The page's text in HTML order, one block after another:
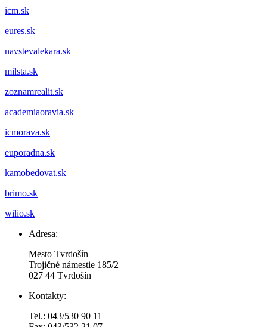
icm.sk
eures.sk
navstevalekara.sk
milsta.sk
zoznamrealit.sk
academiaoravia.sk
icmorava.sk
euporadna.sk
kamobedovat.sk
brimo.sk
wilio.sk
Adresa:
Mesto Tvrdošín
Trojičné námestie 185/2
027 44 Tvrdošín
Kontakty:
Tel.: 043/530 90 11